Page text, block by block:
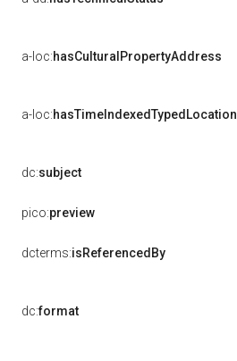
a-loc:hasCulturalPropertyAddress
a-loc:hasTimeIndexedTypedLocation
dc:subject
pico:preview
dcterms:isReferencedBy
dc:format